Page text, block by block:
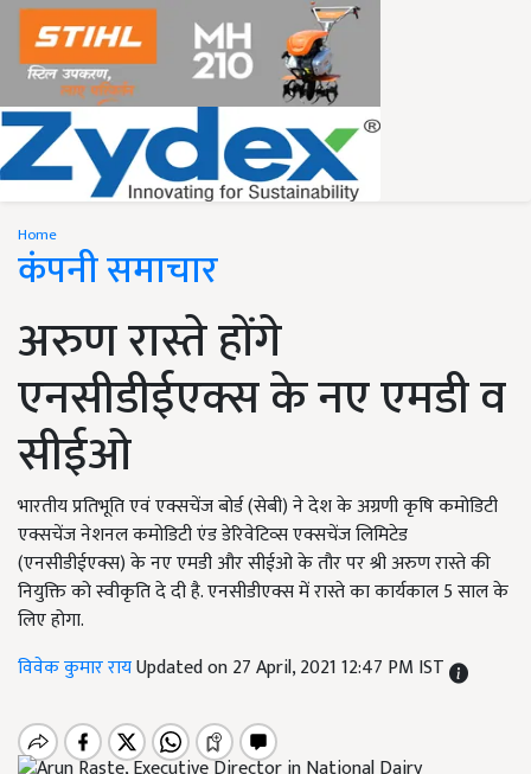
Home
कंपनी समाचार
अरुण रास्ते होंगे
एनसीडीईएक्स के नए एमडी व
सीईओ
भारतीय प्रतिभूति एवं एक्सचेंज बोर्ड (सेबी) ने देश के अग्रणी कृषि कमोडिटी
एक्सचेंज नेशनल कमोडिटी एंड डेरिवेटिव्स एक्सचेंज लिमिटेड
(एनसीडीईएक्स) के नए एमडी और सीईओ के तौर पर श्री अरुण रास्ते की
नियुक्ति को स्वीकृति दे दी है. एनसीडीएक्स में रास्ते का कार्यकाल 5 साल के
लिए होगा.
विवेक कुमार रायUpdated on 27 April, 2021 12:47 PM IST